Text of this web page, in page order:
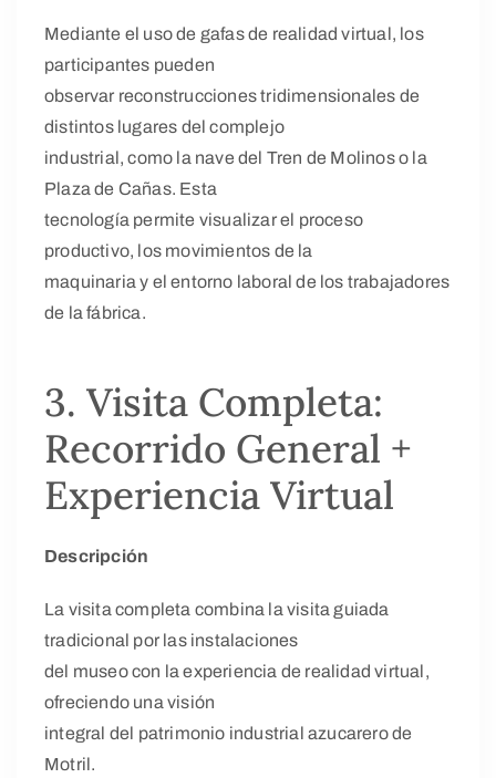
Mediante el uso de gafas de realidad virtual, los
participantes pueden
observar reconstrucciones tridimensionales de
distintos lugares del complejo
industrial, como la nave del Tren de Molinos o la
Plaza de Cañas. Esta
tecnología permite visualizar el proceso
productivo, los movimientos de la
maquinaria y el entorno laboral de los trabajadores
de la fábrica.
3. Visita Completa:
Recorrido General +
Experiencia Virtual
Descripción
La visita completa combina la visita guiada
tradicional por las instalaciones
del museo con la experiencia de realidad virtual,
ofreciendo una visión
integral del patrimonio industrial azucarero de
Motril.